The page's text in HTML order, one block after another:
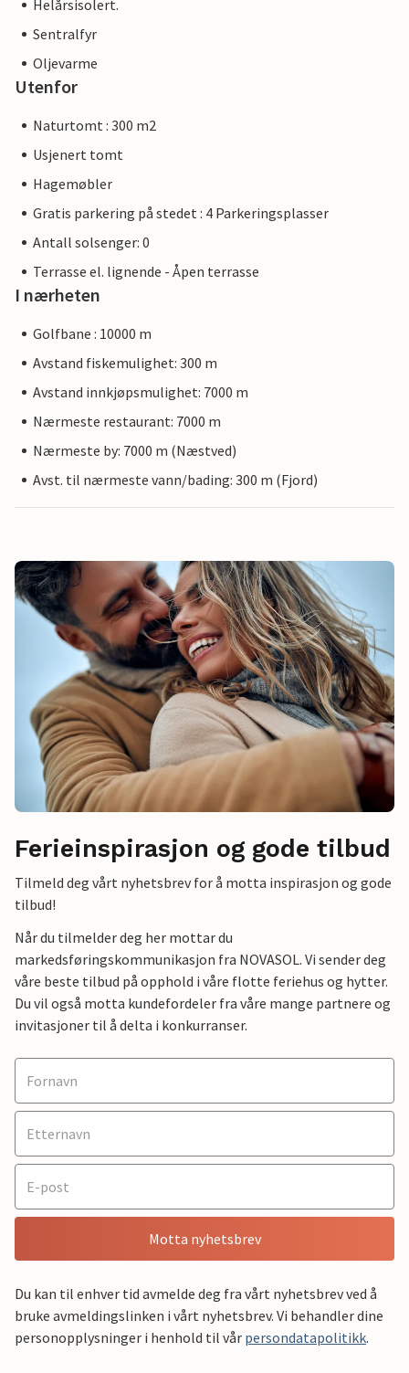
Helårsisolert.
Sentralfyr
Oljevarme
Utenfor
Naturtomt : 300 m2
Usjenert tomt
Hagemøbler
Gratis parkering på stedet : 4 Parkeringsplasser
Antall solsenger: 0
Terrasse el. lignende - Åpen terrasse
I nærheten
Golfbane : 10000 m
Avstand fiskemulighet: 300 m
Avstand innkjøpsmulighet: 7000 m
Nærmeste restaurant: 7000 m
Nærmeste by: 7000 m (Næstved)
Avst. til nærmeste vann/bading: 300 m (Fjord)
Ferieinspirasjon og gode tilbud
Tilmeld deg vårt nyhetsbrev for å motta inspirasjon og gode
tilbud!
Når du tilmelder deg her mottar du
markedsføringskommunikasjon fra NOVASOL. Vi sender deg
våre beste tilbud på opphold i våre flotte feriehus og hytter.
Du vil også motta kundefordeler fra våre mange partnere og
invitasjoner til å delta i konkurranser.
Motta nyhetsbrev
Du kan til enhver tid avmelde deg fra vårt nyhetsbrev ved å
bruke avmeldingslinken i vårt nyhetsbrev. Vi behandler dine
personopplysninger i henhold til vår persondatapolitikk.